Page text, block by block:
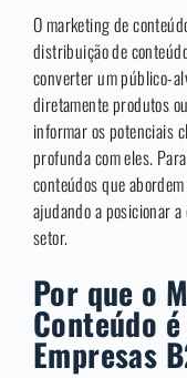
O marketing de
distribuição de
converter um público-
diretamente produtos
informar os potenciais
profunda com eles.
conteúdos que
ajudando a posicionar
setor.
Por que o
Conteúdo
Empresas